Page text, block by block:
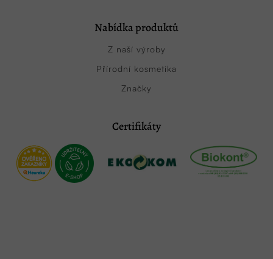
Nabídka produktů
Z naší výroby
Přírodní kosmetika
Značky
Certifikáty